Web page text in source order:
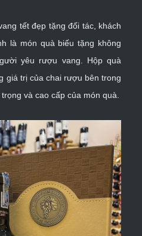
tết đẹp tặng đối tác, khách
là món quà biếu tặng không
yêu rượu vang. Hộp quà
giá trị của chai rượu bên trong
và cao cấp của món quà.